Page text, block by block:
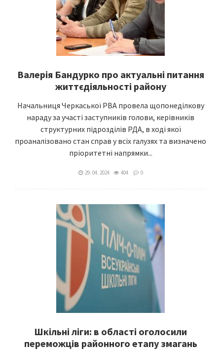
Валерія Бандурко про актуальні питання
життєдіяльності району
Начальниця Черкаської РВА провела щопонеділкову
нараду за участі заступників голови, керівників
структурних підрозділів РДА, в ході якої
проаналізовано стан справ у всіх галузях та визначено
пріоритетні напрямки...
29. 04. 2024 404 0
Шкільні ліги: в області оголосили
переможців районного етапу змагань